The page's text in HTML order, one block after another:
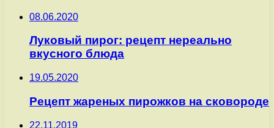
08.06.2020
Луковый пирог: рецепт нереально
вкусного блюда
19.05.2020
Рецепт жареных пирожков на сковороде
22.11.2019